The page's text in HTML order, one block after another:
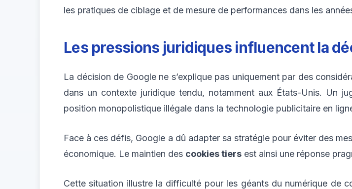
les pratiques de ciblage et de mesure de performances dans les
Les pressions juridiques influencent la
La décision de Google ne s’explique pas uniquement par des
dans un contexte juridique tendu, notamment aux États-Unis. Un
position monopolistique illégale dans la technologie publicitaire en
Face à ces défis, Google a dû adapter sa stratégie pour éviter des
économique. Le maintien des cookies tiers est ainsi une réponse
Cette situation illustre la difficulté pour les géants du numérique de